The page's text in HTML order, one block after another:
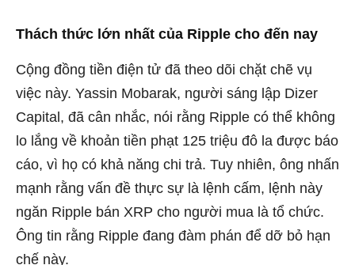
Thách thức lớn nhất của Ripple cho đến nay
Cộng đồng tiền điện tử đã theo dõi chặt chẽ vụ
việc này. Yassin Mobarak, người sáng lập Dizer
Capital, đã cân nhắc, nói rằng Ripple có thể không
lo lắng về khoản tiền phạt 125 triệu đô la được báo
cáo, vì họ có khả năng chi trả. Tuy nhiên, ông nhấn
mạnh rằng vấn đề thực sự là lệnh cấm, lệnh này
ngăn Ripple bán XRP cho người mua là tổ chức.
Ông tin rằng Ripple đang đàm phán để dỡ bỏ hạn
chế này.